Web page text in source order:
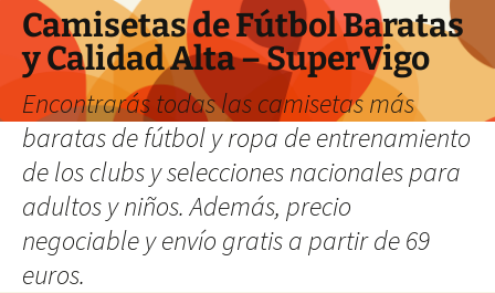
Camisetas de Fútbol Baratas
y Calidad Alta – SuperVigo
Encontrarás todas las camisetas más
baratas de fútbol y ropa de entrenamiento
de los clubs y selecciones nacionales para
adultos y niños. Además, precio
negociable y envío gratis a partir de 69
euros.